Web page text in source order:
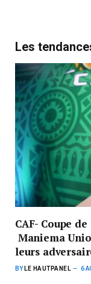
Les
CAF- Coupe
Maniema
leurs
BY LE HAUTPANEL 6